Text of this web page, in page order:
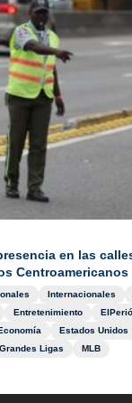
en las
Centroamericanos
Internacionales
Entretenimiento
Economía Estados Unidos
Grandes Ligas MLB